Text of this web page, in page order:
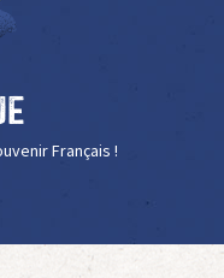
Français !